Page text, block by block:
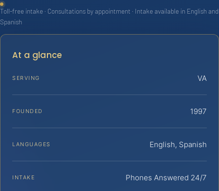
Toll-free intake · Consultations by appointment · Intake available in English and
Spanish
At a glance
SERVING VA
FOUNDED 1997
LANGUAGES English, Spanish
INTAKE Phones Answered 24/7